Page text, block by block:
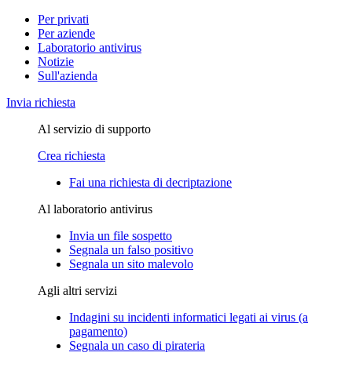
Per privati
Per aziende
Laboratorio antivirus
Notizie
Sull'azienda
Invia richiesta
Al servizio di supporto
Crea richiesta
Fai una richiesta di decriptazione
Al laboratorio antivirus
Invia un file sospetto
Segnala un falso positivo
Segnala un sito malevolo
Agli altri servizi
Indagini su incidenti informatici legati ai virus (a
pagamento)
Segnala un caso di pirateria